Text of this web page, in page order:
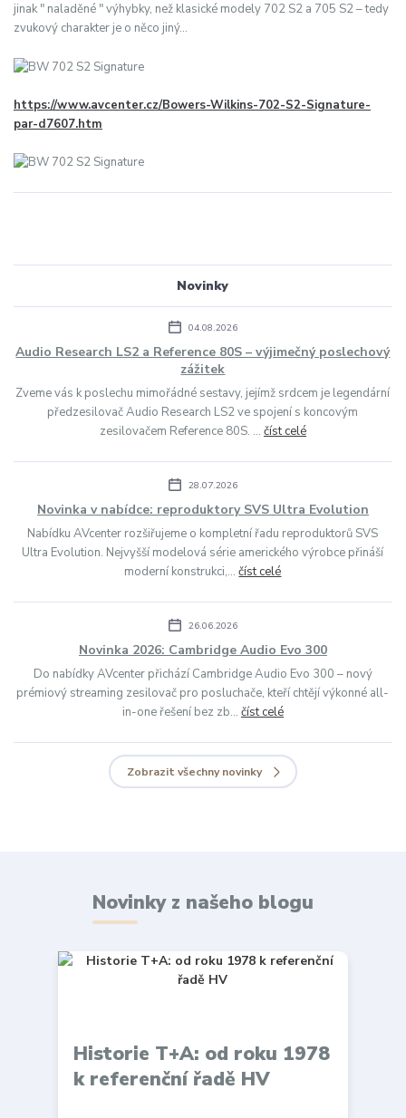
Novinky
04.08.2026
Audio Research LS2 a Reference 80S – výjimečný poslechový
zážitek
Zveme vás k poslechu mimořádné sestavy, jejímž srdcem je legendární
předzesilovač Audio Research LS2 ve spojení s koncovým
zesilovačem Reference 80S. ... číst celé
28.07.2026
Novinka v nabídce: reproduktory SVS Ultra Evolution
Nabídku AVcenter rozšiřujeme o kompletní řadu reproduktorů SVS
Ultra Evolution. Nejvyšší modelová série amerického výrobce přináší
moderní konstrukci,...číst celé
26.06.2026
Novinka 2026: Cambridge Audio Evo 300
Do nabídky AVcenter přichází Cambridge Audio Evo 300 – nový
prémiový streaming zesilovač pro posluchače, kteří chtějí výkonné all-
in-one řešení bez zb... číst celé
Zobrazit všechny novinky
jinak " naladěné " výhybky, než klasické modely 702 S2 a 705 S2 – tedy
zvukový charakter je o něco jiný...
https://www.avcenter.cz/Bowers-Wilkins-702-S2-Signature-
par-d7607.htm
Novinky z našeho blogu
Historie T+A: od roku 1978
k referenční řadě HV